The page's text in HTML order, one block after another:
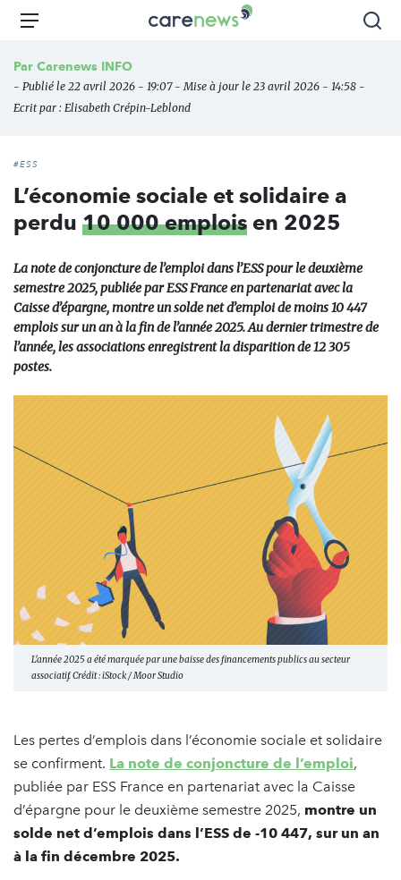
Aller
principal
Carenews,
des
acteurs
Menu
Par Carenews INFO
- Publié le 22 avril 2026 - 19:07 - Mise à jour le 23 avril 2026 - 14:58 -
Ecrit par : Elisabeth Crépin-Leblond
#ESS
L’économie sociale et solidaire a
perdu 10 000 emplois en 2025
La note de conjoncture de l’emploi dans l’ESS pour le deuxième
semestre 2025, publiée par ESS France en partenariat avec la
Caisse d’épargne, montre un solde net d’emploi de moins 10 447
emplois sur un an à la fin de l’année 2025. Au dernier trimestre de
l’année, les associations enregistrent la disparition de 12 305
postes.
L'année 2025 a été marquée par une baisse des financements publics au secteur
associatif. Crédit : iStock / Moor Studio
Les pertes d’emplois dans l’économie sociale et solidaire
se confirment. La note de conjoncture de l’emploi,
publiée par ESS France en partenariat avec la Caisse
d’épargne pour le deuxième semestre 2025, montre un
solde net d’emplois dans l’ESS de -10 447, sur un an
à la fin décembre 2025.